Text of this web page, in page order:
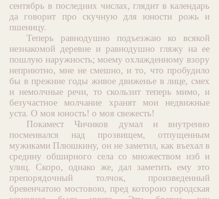
сентябрь в последних числах, глядит в календарь
да говорит про скучную для юности рожь и
пшеницу.
Теперь равнодушно подъезжаю ко всякой
незнакомой деревне и равнодушно гляжу на ее
пошлую наружность; моему охлажденному взору
неприютно, мне не смешно, и то, что пробудило
бы в прежние годы живое движенье в лице, смех
и немолчные речи, то скользит теперь мимо, и
безучастное молчание хранят мои недвижные
уста. О моя юность! о моя свежесть!
Покамест Чичиков думал и внутренно
посмеивался над прозвищем, отпущенным
мужиками Плюшкину, он не заметил, как въехал в
средину обширного села со множеством изб и
улиц. Скоро, однако же, дал заметить ему это
препорядочный толчок, произведенный
бревенчатою мостовою, пред которою городская